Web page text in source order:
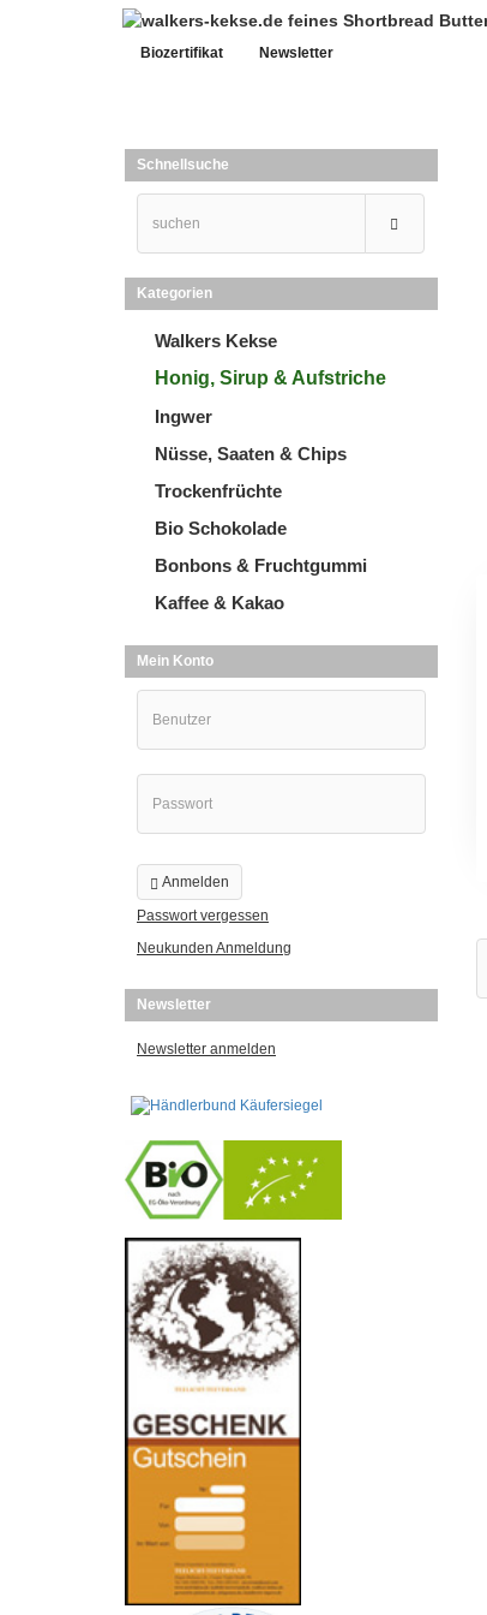
Biozertifikat Newsletter
Schnellsuche
Kategorien
Walkers Kekse
Honig, Sirup & Aufstriche
Ingwer
Nüsse, Saaten & Chips
Trockenfrüchte
Bio Schokolade
Bonbons & Fruchtgummi
Kaffee & Kakao
Mein Konto
Anmelden
Passwort vergessen
Neukunden Anmeldung
Newsletter
Newsletter anmelden